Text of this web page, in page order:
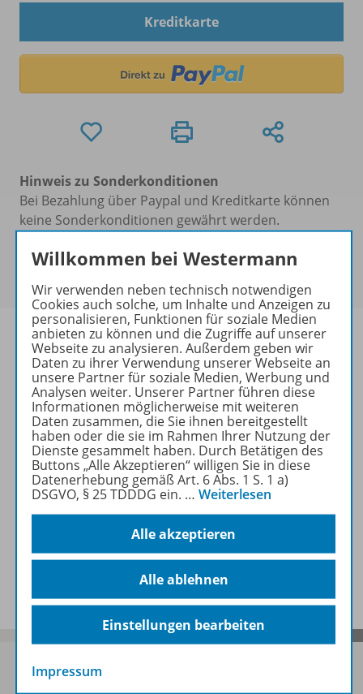
Kreditkarte
Hinweis zu Sonderkonditionen
Bei Bezahlung über Paypal und Kreditkarte können
keine Sonderkonditionen gewährt werden.
Um den für Sie gültigen Preis zu sehen,melden Sie
Informationen
Weitere Inhalte der Ausgabe
Ergänzende Materialien
Willkommen bei Westermann
Wir verwenden neben technisch notwendigen
Cookies auch solche, um Inhalte und Anzeigen zu
personalisieren, Funktionen für soziale Medien
anbieten zu können und die Zugriffe auf unserer
Webseite zu analysieren. Außerdem geben wir
Daten zu ihrer Verwendung unserer Webseite an
unsere Partner für soziale Medien, Werbung und
Analysen weiter. Unserer Partner führen diese
Informationen möglicherweise mit weiteren
Daten zusammen, die Sie ihnen bereitgestellt
haben oder die sie im Rahmen Ihrer Nutzung der
Dienste gesammelt haben. Durch Betätigen des
Buttons „Alle Akzeptieren“ willigen Sie in diese
Datenerhebung gemäß Art. 6 Abs. 1 S. 1 a)
DSGVO, § 25 TDDDG ein. … Weiterlesen
Alle akzeptieren
Alle ablehnen
Einstellungen bearbeiten
Impressum